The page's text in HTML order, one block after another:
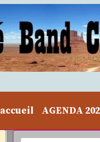
accueil AGENDA